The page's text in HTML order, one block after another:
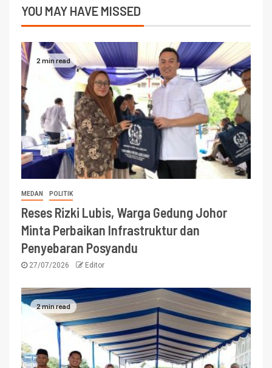
YOU MAY HAVE MISSED
2 min read
MEDAN POLITIK
Reses Rizki Lubis, Warga Gedung Johor
Minta Perbaikan Infrastruktur dan
Penyebaran Posyandu
27/07/2026 Editor
2 min read